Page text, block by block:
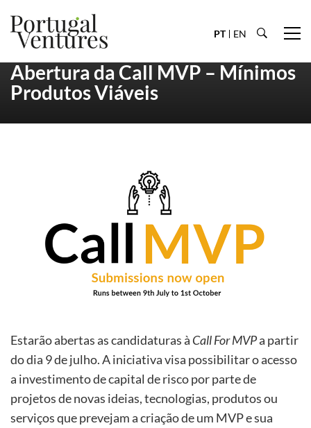
PT EN
Abertura da Call MVP – Mínimos
Produtos Viáveis
Estarão abertas as candidaturas à Call For MVPa partir
do dia 9 de julho. A iniciativa visa possibilitar o acesso
a investimento de capital de risco por parte de
projetos de novas ideias, tecnologias, produtos ou
serviços que prevejam a criação de um MVP e sua